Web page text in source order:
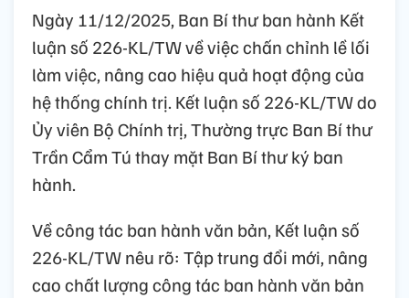
Ngày 11/12/2025, Ban Bí thư ban hành Kết
luận số 226-KL/TW về việc chấn chỉnh lề lối
làm việc, nâng cao hiệu quả hoạt động của
hệ thống chính trị. Kết luận số 226-KL/TW do
Ủy viên Bộ Chính trị, Thường trực Ban Bí thư
Trần Cẩm Tú thay mặt Ban Bí thư ký ban
hành.
Về công tác ban hành văn bản, Kết luận số
226-KL/TW nêu rõ: Tập trung đổi mới, nâng
cao chất lượng công tác ban hành văn bản